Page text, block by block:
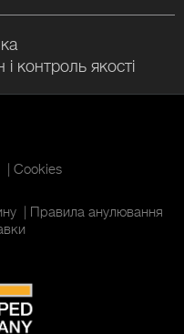
контроль якості
Cookies
Правила анулювання